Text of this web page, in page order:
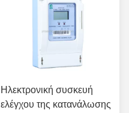
Ηλεκτρονική συσκευή
ελέγχου της κατανάλωσης